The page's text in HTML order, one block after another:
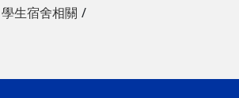
學生宿舍相關